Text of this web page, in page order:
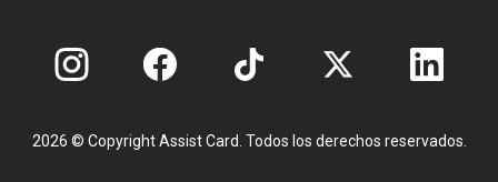
2026 © Copyright Assist Card. Todos los derechos reservados.